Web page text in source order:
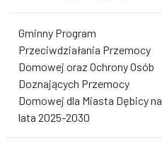
Gminny Program
Przeciwdziałania Przemocy
Domowej oraz Ochrony Osób
Doznających Przemocy
Domowej dla Miasta Dębicy na
lata 2025-2030